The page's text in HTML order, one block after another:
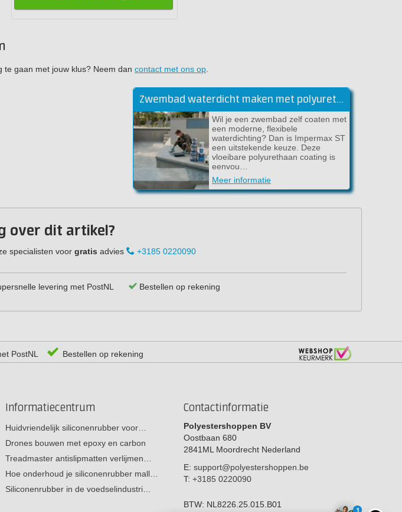
gaan met jouw klus? Neem dan contact met ons op
Zwembad waterdicht maken met polyurethaan [DIY stappenplan]
Wil je een zwembad zelf coaten met
een moderne, flexibele
waterdichting? Dan is Impermax ST
een uitstekende keuze. Deze
vloeibare polyurethaan coating is
eenvou…
Meer informatie
over dit artikel?
specialisten voor gratis advies +3185 0220090
levering met PostNL Bestellen op rekening
PostNL Bestellen op rekening
Informatiecentrum
Huidvriendelijk siliconenrubber voor…
Drones bouwen met epoxy en carbon
Treadmaster antislipmatten verlijmen…
Hoe onderhoud je siliconenrubber mall…
Siliconenrubber in de voedselindustri…
Contactinformatie
Polyestershoppen BV
Oostbaan 680
2841ML Moordrecht Nederland
E: support@polyestershoppen.be
T: +3185 0220090
BTW: NL8226.25.015.B01
1